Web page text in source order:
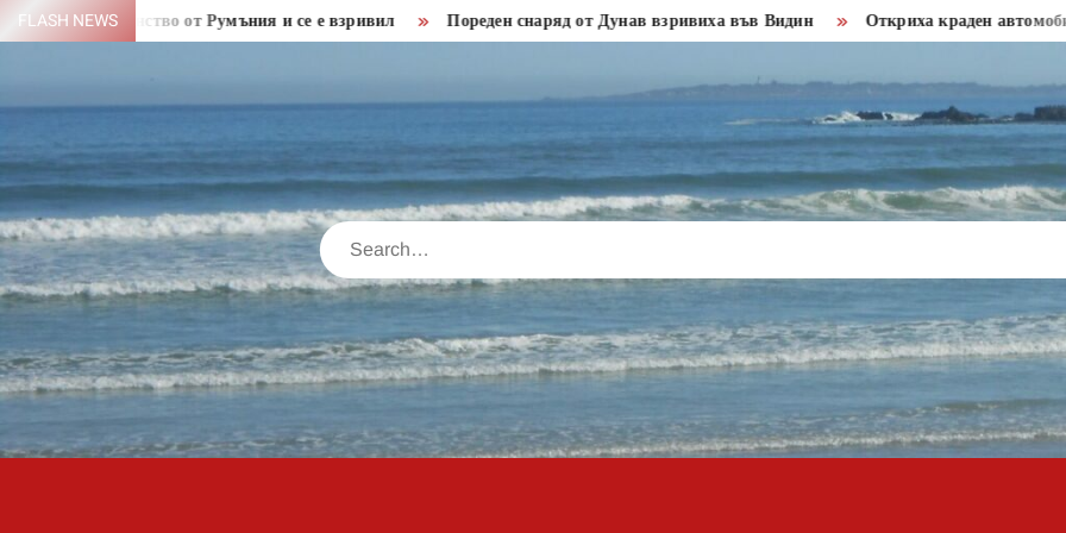
Skip
to
FLASH NEWS от Румъния и се е взривил Пореден снаряд от Дунав взривиха във Видин Откриха краден автомобил
Search